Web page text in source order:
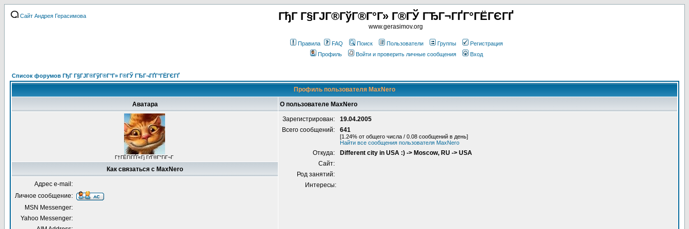
Сайт Андрея Герасимова ГђГ Г§ГЈГ®ГўГ®Г°Г» Г®ГЎ ГЂГ¬ГҐГ°ГЁГЄГҐ
www.gerasimov.org
Правила FAQ Поиск Пользователи Группы
Регистрация
Профиль
Войти и проверить личные сообщения Вход
Список форумов ГђГ Г§ГЈГ®ГўГ®Г°Г» Г®ГЎ ГЂГ¬ГҐГ°ГЁГЄГҐ
Профиль пользователя MaxNero
Аватара О пользователе MaxNero
Г†ГЁГІГҐГ«Гј ГґГ®Г°ГіГ¬Г
Зарегистрирован:
19.04.2005
Всего сообщений:
641
[1.24% от общего числа / 0.08 сообщений в день]
Найти все сообщения пользователя MaxNero
Откуда:
Different city in USA :) -> Moscow, RU -> USA
Сайт:
Род занятий:
Интересы:
Как связаться с MaxNero
Адрес e-mail:
Личное сообщение:
MSN Messenger:
Yahoo Messenger: